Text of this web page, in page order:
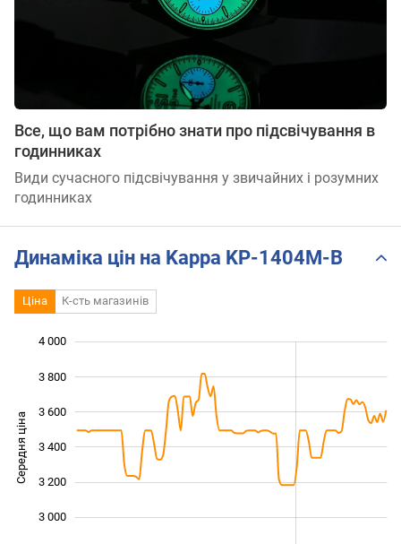
Все, що вам потрібно знати про підсвічування в
годинниках
Види сучасного підсвічування у звичайних і розумних
годинниках
Динаміка цін на Kappa KP-1404M-B
Ціна К-сть магазинів
Середня ціна 2 800
3 000
3 200
3 400
3 600
3 800
4 000